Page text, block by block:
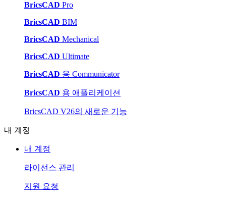
BricsCAD Pro
BricsCAD BIM
BricsCAD Mechanical
BricsCAD Ultimate
BricsCAD 용 Communicator
BricsCAD 용 애플리케이션
BricsCAD V26의 새로운 기능
내 계정
내 계정
라이선스 관리
지원 요청